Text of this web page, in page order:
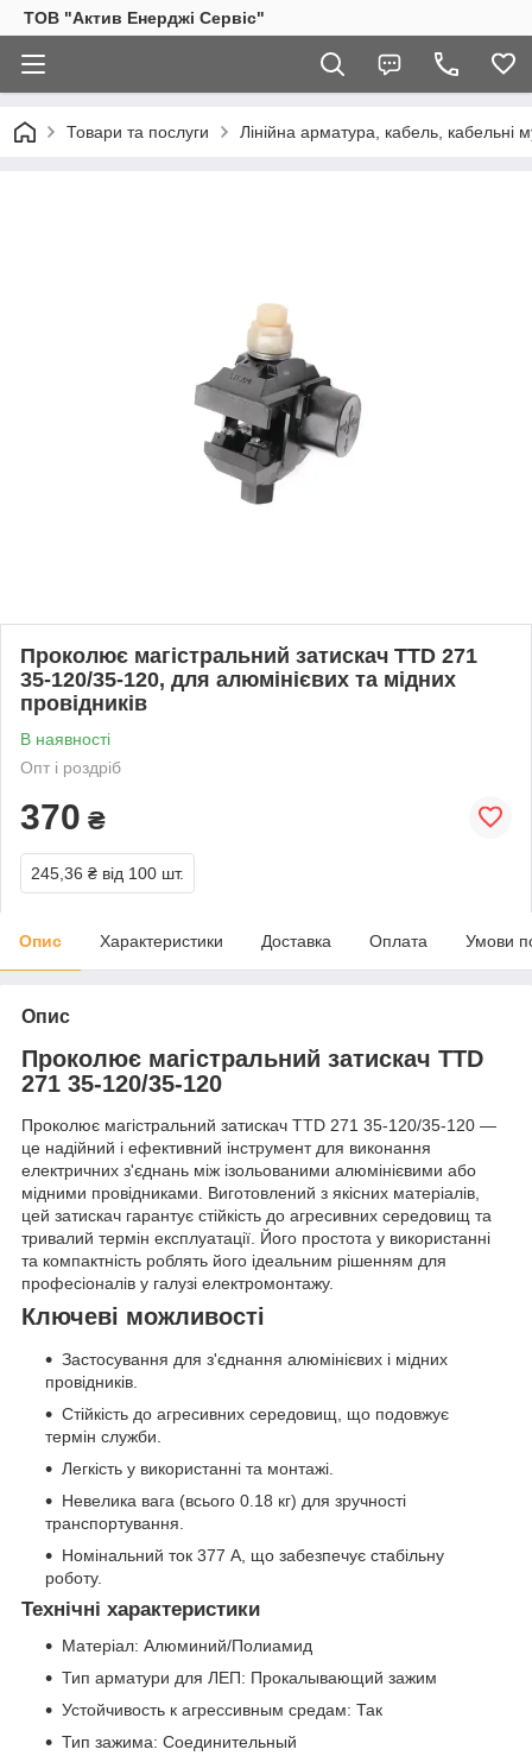
ТОВ "Актив Енерджі Сервіс"
Товари та послуги Лінійна арматура, кабель, кабельні
Проколює магістральний затискач TTD 271
35-120/35-120, для алюмінієвих та мідних
провідників
В наявності
Опт і роздріб
370 ₴
245,36 ₴ від 100 шт.
Опис Характеристики Доставка Оплата Умови
Опис
Проколює магістральний затискач TTD
271 35-120/35-120
Проколює магістральний затискач TTD 271 35-120/35-120 —
це надійний і ефективний інструмент для виконання
електричних з'єднань між ізольованими алюмінієвими або
мідними провідниками. Виготовлений з якісних матеріалів,
цей затискач гарантує стійкість до агресивних середовищ та
тривалий термін експлуатації. Його простота у використанні
та компактність роблять його ідеальним рішенням для
професіоналів у галузі електромонтажу.
Ключеві можливості
Застосування для з'єднання алюмінієвих і мідних
провідників.
Стійкість до агресивних середовищ, що подовжує
термін служби.
Легкість у використанні та монтажі.
Невелика вага (всього 0.18 кг) для зручності
транспортування.
Номінальний ток 377 А, що забезпечує стабільну
роботу.
Технічні характеристики
Матеріал: Алюминий/Полиамид
Тип арматури для ЛЕП: Прокалывающий зажим
Устойчивость к агрессивным средам: Так
Тип зажима: Соединительный